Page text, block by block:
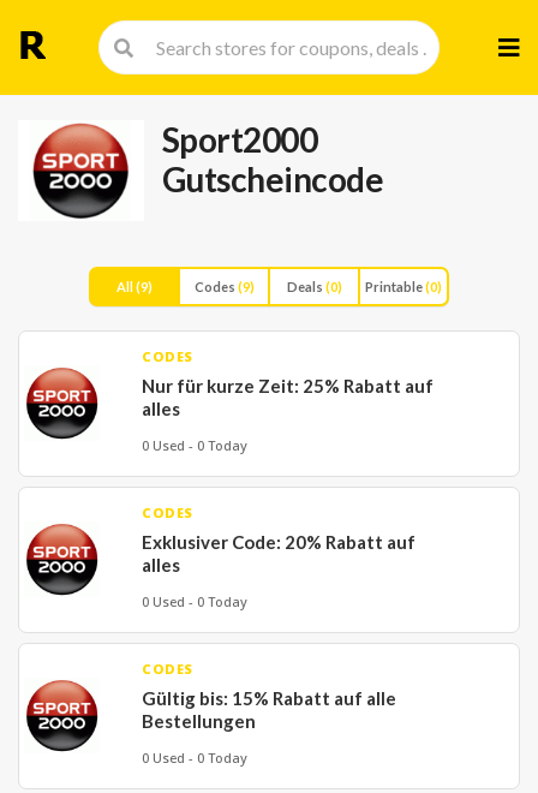
to
Sport2000
Gutscheincode
All(9) Codes (9) Deals (0) Printable(0)
CODES
Nur für kurze Zeit: 25% Rabatt auf
alles
0 Used - 0 Today
CODES
Exklusiver Code: 20% Rabatt auf
alles
0 Used - 0 Today
CODES
Gültig bis: 15% Rabatt auf alle
Bestellungen
0 Used - 0 Today